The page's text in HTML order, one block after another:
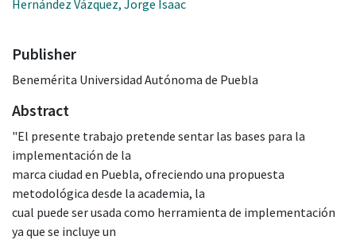
Hernández Vázquez, Jorge Isaac
Publisher
Benemérita Universidad Autónoma de Puebla
Abstract
"El presente trabajo pretende sentar las bases para la
implementación de la
marca ciudad en Puebla, ofreciendo una propuesta
metodológica desde la academia, la
cual puede ser usada como herramienta de implementación
ya que se incluye un